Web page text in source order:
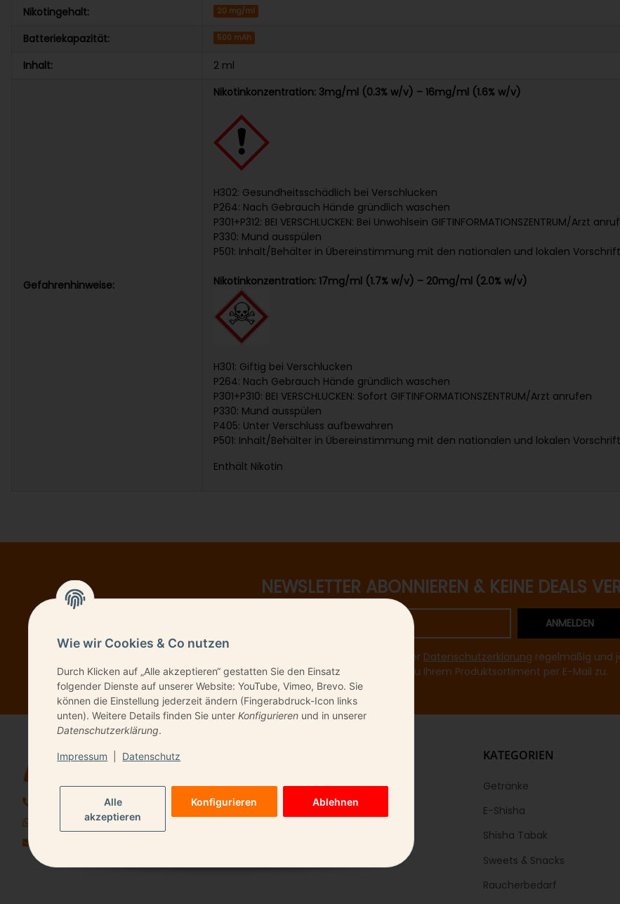
Nikotingehalt: 20 mg/ml
Batteriekapazität: 500 mAh
Inhalt: 2 ml
Gefahrenhinweise:
Nikotinkonzentration: 3mg/ml (0.3% w/v) – 16mg/ml (1.6% w/v)
H302: Gesundheitsschädlich bei Verschlucken
P264: Nach Gebrauch Hände gründlich waschen
P301+P312: BEI VERSCHLUCKEN: Bei Unwohlsein GIFTINFORMATIONSZENTRUM/Arzt
P330: Mund ausspülen
P501: Inhalt/Behälter in Übereinstimmung mit den nationalen und lokalen
Nikotinkonzentration: 17mg/ml (1.7% w/v) – 20mg/ml (2.0% w/v)
H301: Giftig bei Verschlucken
P264: Nach Gebrauch Hände gründlich waschen
P301+P310: BEI VERSCHLUCKEN: Sofort GIFTINFORMATIONSZENTRUM/Arzt anrufen
P330: Mund ausspülen
P405: Unter Verschluss aufbewahren
P501: Inhalt/Behälter in Übereinstimmung mit den nationalen und lokalen
Enthält Nikotin
NEWSLETTER ABONNIEREN & KEINE DEALS
Bitte senden Sie mir entsprechend Ihrer Datenschutzerklärung regelmäßig und
Informationen zu Ihrem Produktsortiment per E-Mail zu.
ANMELDEN
06196 9491720
+49 157 85559669
Kontakt
KATEGORIEN
Getränke
E-Shisha
Shisha Tabak
Sweets & Snacks
Raucherbedarf
Wie wir Cookies & Co nutzen
Durch Klicken auf „Alle akzeptieren“ gestatten Sie den Einsatz
folgender Dienste auf unserer Website: YouTube, Vimeo, Brevo. Sie
können die Einstellung jederzeit ändern (Fingerabdruck-Icon links
unten). Weitere Details finden Sie unterKonfigurieren und in unserer
Datenschutzerklärung.
Impressum Datenschutz
Alle
akzeptieren
Konfigurieren Ablehnen